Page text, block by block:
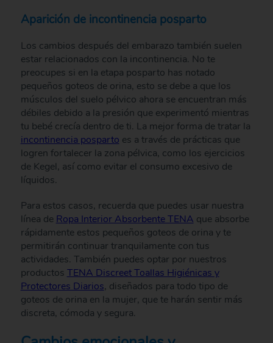
Aparición de incontinencia posparto
Los cambios después del embarazo también suelen
estar relacionados con la incontinencia. No te
preocupes si en la etapa posparto has notado
pequeños goteos de orina, esto se debe a que los
músculos del suelo pélvico ahora se encuentran más
débiles debido a la presión que experimentó mientras
tu bebé crecía dentro de ti. La mejor forma de tratar la
incontinencia posparto es a través de prácticas que
logren fortalecer la zona pélvica, como los ejercicios
de Kegel, así como evitar el consumo excesivo de
líquidos.
Para estos casos, recuerda que puedes usar nuestra
línea de Ropa Interior Absorbente TENA que absorbe
rápidamente estos pequeños goteos de orina y te
permitirán continuar tranquilamente con tus
actividades. También puedes optar por nuestros
productos TENA Discreet Toallas Higiénicas y
Protectores Diarios, diseñados para todo tipo de
goteos de orina en la mujer, que te harán sentir más
discreta, cómoda y segura.